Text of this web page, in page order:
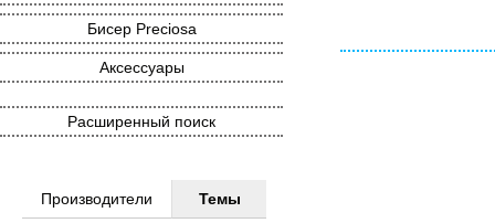
Бисер Preciosa
Аксессуары
Расширенный поиск
Производители Темы